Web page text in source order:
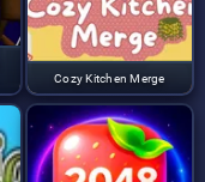
Cozy Kitchen Merge